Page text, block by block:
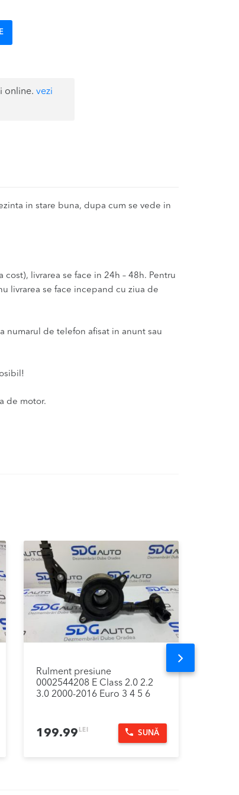
online.vezi
in stare buna, dupa cum se vede in
livrarea se face in 24h – 48h. Pentru
livrarea se face incepand cu ziua de
numarul de telefon afisat in anunt sau
de motor.
Rulment presiune
0002544208 E Class 2.0 2.2
3.0 2000-2016 Euro 3 4 5 6
199.99 LEI SUNĂ
Next